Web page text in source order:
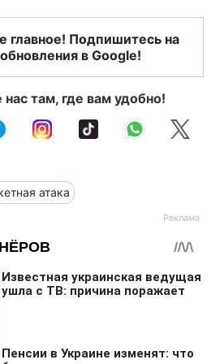
главное! Подпишитесь на
в Google!
там, где вам удобно!
атака